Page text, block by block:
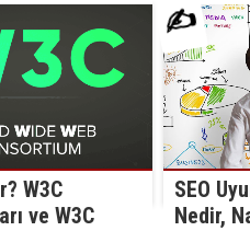
W3C
ve W3C
✍️
SEO
Nedir,